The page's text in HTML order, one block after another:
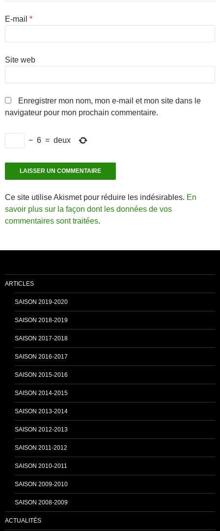
E-mail *
Site web
Enregistrer mon nom, mon e-mail et mon site dans le
navigateur pour mon prochain commentaire.
− 6 = deux
Ce site utilise Akismet pour réduire les indésirables. En
savoir plus sur la façon dont les données de vos
commentaires sont traitées.
ARTICLES
SAISON 2019-2020
SAISON 2018-2019
SAISON 2017-2018
SAISON 2016-2017
SAISON 2015-2016
SAISON 2014-2015
SAISON 2013-2014
SAISON 2012-2013
SAISON 2011-2012
SAISON 2010-2011
SAISON 2009-2010
SAISON 2008-2009
ACTUALITÉS